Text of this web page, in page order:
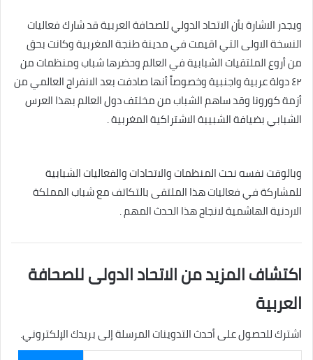
ويجدر الاشارة بأن الاتحاد الدولي للصحافة العربية قد شارك فعاليات
النسخة الاولى التي اقيمت في مدينة طنجة المغربية وكانت بحق
من أروع الملتقيات الشبابية في العالم وحضرها شباب ومنظمات من
٤٢ دولة عربية واجنبية وخصوصاً أنها صادفت بعد الانفراج العالمي من
أزمة كورونا وقد ساهم الشباب من مخلتف دول العالم بهذا العرس
الشبابي بضيافة الشبيبة الاشتراكية المغربية .
وبالوقت نفسه نحث المنظمات والاتحادات والفعاليات الشبابية
للمشاركة في فعاليات هذا الملتقى بالتكاتف مع شباب المملكة
الاردنية الهاشمية لانجاح هذا الحدث المهم .
اكتشاف المزيد من الاتحاد الدولى للصحافة
العربية
اشترك للحصول على أحدث التدوينات المرسلة إلى بريدك الإلكتروني.